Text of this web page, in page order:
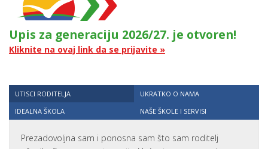
Upis za generaciju 2026/27. je otvoren!
Kliknite na ovaj link da se prijavite »
UTISCI RODITELJA
UKRATKO O NAMA
IDEALNA ŠKOLA
NAŠE ŠKOLE I SERVISI
Prezadovoljna sam i ponosna sam što sam roditelj